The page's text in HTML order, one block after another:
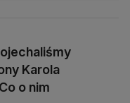
Karola
o nim